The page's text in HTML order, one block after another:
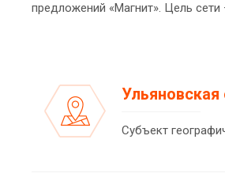
предложений «Магнит». Цель
Ульяновская
Субъект